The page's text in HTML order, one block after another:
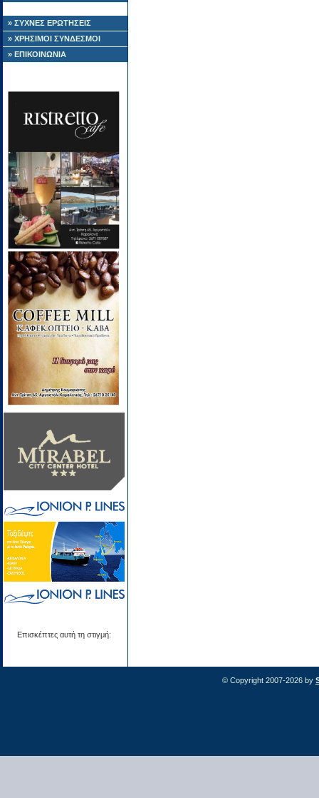
» ΣΥΧΝΕΣ ΕΡΩΤΗΣΕΙΣ
» ΧΡΗΣΙΜΟΙ ΣΥΝΔΕΣΜΟΙ
» ΕΠΙΚΟΙΝΩΝΙΑ
Επισκέπτες αυτή τη στιγμή:
© Copyright 2007-2026 by